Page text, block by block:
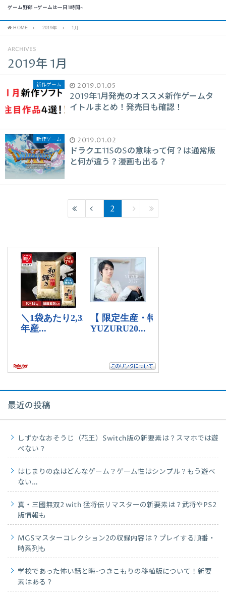
ゲーム野郎 ~ゲームは一日1時間~
HOME 2019年 1月
ARCHIVES
2019年 1月
新作ゲーム 2019.01.05
2019年1月発売のオススメ新作ゲームタ
イトルまとめ！発売日も確認！
新作ゲーム 2019.01.02
ドラクエ11SのSの意味って何？は通常版
と何が違う？漫画も出る？
2
最近の投稿
しずかなおそうじ（花王）Switch版の新要素は？スマホでは遊
べない？
はじまりの森はどんなゲーム？ゲーム性はシンプル？もう遊べ
ない…
真・三國無双2 with 猛将伝リマスターの新要素は？武将やPS2
版情報も
MGSマスターコレクション2の収録内容は？プレイする順番・
時系列も
学校であった怖い話と晦-つきこもりの移植版について！新要
素はある？